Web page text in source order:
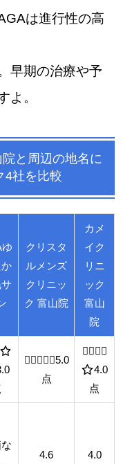
は進行性の高
早期の治療や予
よ。
院と 周辺の地名 に
4社を比較
クリスタ
ルメンズ
クリニッ
ク 富山院
カメ
イク
リニ
ック
富山
院
out of 5.0 stars
5.0 out of 5.0
5.0
点
4.0 out
4.0
点
4.6 4.0